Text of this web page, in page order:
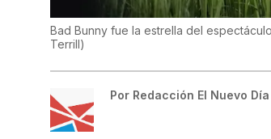
Bad Bunny fue la estrella del
Terrill)
Por Redacción El Nuevo Día